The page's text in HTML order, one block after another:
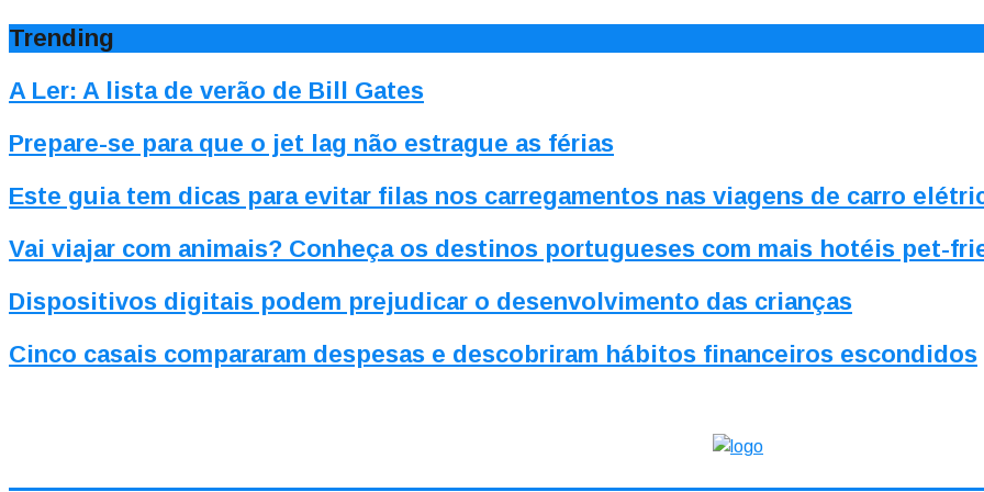
Trending
A Ler: A lista de verão de Bill Gates
Prepare-se para que o jet lag não estrague as férias
Este guia tem dicas para evitar filas nos carregamentos nas viagens de carro
Vai viajar com animais? Conheça os destinos portugueses com mais hotéis pet-
Dispositivos digitais podem prejudicar o desenvolvimento das crianças
Cinco casais compararam despesas e descobriram hábitos financeiros escondidos